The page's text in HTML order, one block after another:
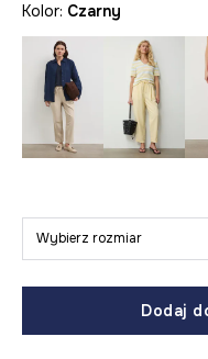
Kolor: czarny
Wybierz rozmiar
Dodaj